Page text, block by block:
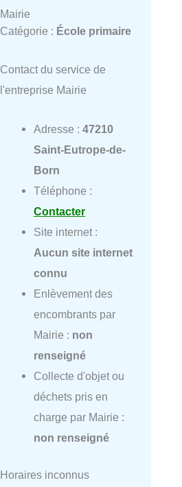
Mairie
Catégorie : École primaire
Contact du service de
l'entreprise Mairie
Adresse : 47210
Saint-Eutrope-de-
Born
Téléphone :
Contacter
Site internet :
Aucun site internet
connu
Enlèvement des
encombrants par
Mairie : non
renseigné
Collecte d'objet ou
déchets pris en
charge par Mairie :
non renseigné
Horaires inconnus